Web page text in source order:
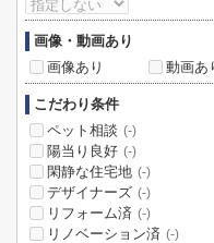
画像・動画あり
画像あり
動画あ
こだわり条件
ペット相談 (-)
陽当り良好 (-)
閑静な住宅地 (-)
デザイナーズ (-)
リフォーム済 (-)
リノベーション済 (-)